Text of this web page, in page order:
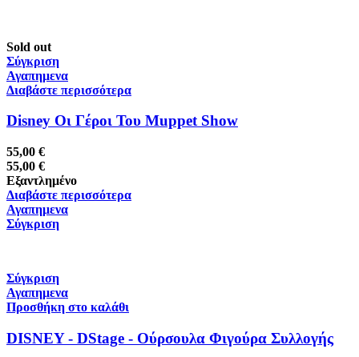
Sold out
Σύγκριση
Αγαπημενα
Διαβάστε περισσότερα
Disney Οι Γέροι Του Muppet Show
55,00 €
55,00 €
Εξαντλημένο
Διαβάστε περισσότερα
Αγαπημενα
Σύγκριση
Σύγκριση
Αγαπημενα
Προσθήκη στο καλάθι
DISNEY - DStage - Ούρσουλα Φιγούρα Συλλογής